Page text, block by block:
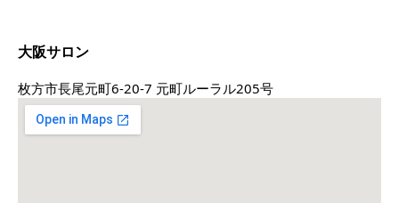
大阪サロン
枚方市長尾元町6-20-7 元町ルーラル205号